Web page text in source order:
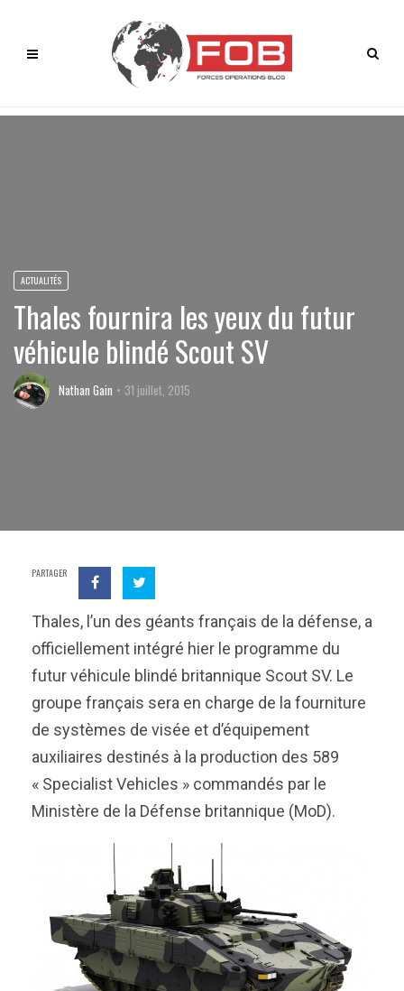
ACTUALITÉS
Thales fournira les yeux du futur
véhicule blindé Scout SV
Nathan Gain 31 juillet, 2015
PARTAGER
Thales, l’un des géants français de la défense, a
officiellement intégré hier le programme du
futur véhicule blindé britannique Scout SV. Le
groupe français sera en charge de la fourniture
de systèmes de visée et d’équipement
auxiliaires destinés à la production des 589
« Specialist Vehicles » commandés par le
Ministère de la Défense britannique (MoD).